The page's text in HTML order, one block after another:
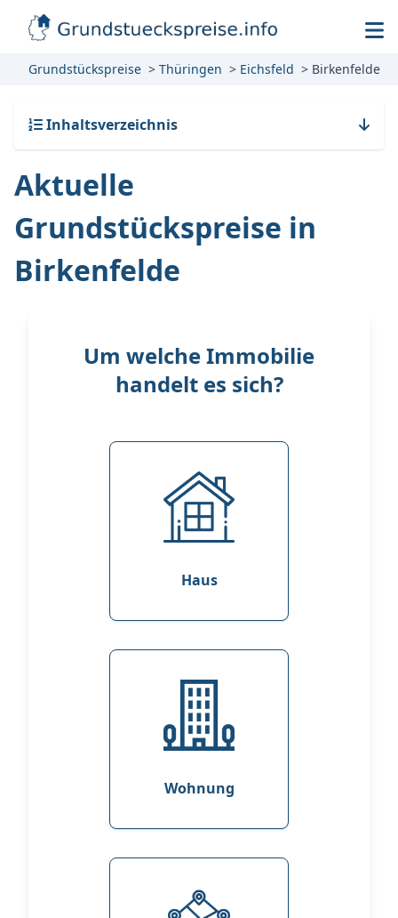
Grundstückspreise Thüringen Eichsfeld Birkenfelde
Inhaltsverzeichnis
Aktuelle
Grundstückspreise in
Birkenfelde
Um welche Immobilie
handelt es sich?
Haus
Wohnung